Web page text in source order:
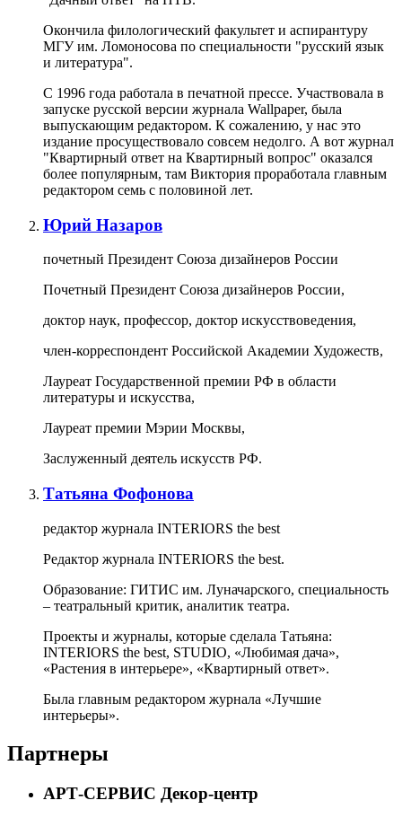
Окончила филологический факультет и аспирантуру
МГУ им. Ломоносова по специальности "русский язык
и литература".
С 1996 года работала в печатной прессе. Участвовала в
запуске русской версии журнала Wallpaper, была
выпускающим редактором. К сожалению, у нас это
издание просуществовало совсем недолго. А вот журнал
"Квартирный ответ на Квартирный вопрос" оказался
более популярным, там Виктория проработала главным
редактором семь с половиной лет.
Юрий Назаров
почетный Президент Союза дизайнеров России
Почетный Президент Союза дизайнеров России,
доктор наук, профессор, доктор искусствоведения,
член-корреспондент Российской Академии Художеств,
Лауреат Государственной премии РФ в области
литературы и искусства,
Лауреат премии Мэрии Москвы,
Заслуженный деятель искусств РФ.
Татьяна Фофонова
редактор журнала INTERIORS the best
Редактор журнала INTERIORS the best.
Образование: ГИТИС им. Луначарского, специальность
– театральный критик, аналитик театра.
Проекты и журналы, которые сделала Татьяна:
INTERIORS the best, STUDIO, «Любимая дача»,
«Растения в интерьере», «Квартирный ответ».
Была главным редактором журнала «Лучшие
интерьеры».
Партнеры
АРТ-СЕРВИС Декор-центр